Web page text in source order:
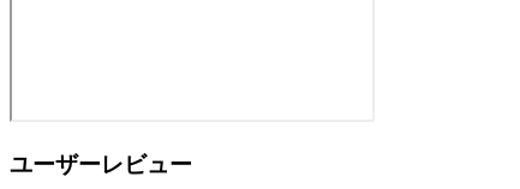
ユーザーレビュー